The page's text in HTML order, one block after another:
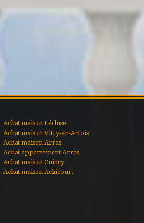
Achat maison Lécluse
Achat maison Vitry-en-Artois
Achat maison Arras
Achat appartement Arras
Achat maison Cuincy
Achat maison Achicourt